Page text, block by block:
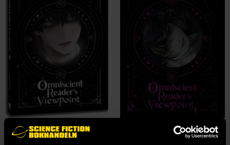
Singnsong
Omniscient Reader's Viewpoint (novel), Vol. 2